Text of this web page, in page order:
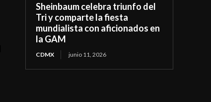
Sheinbaum celebra triunfo del
Tri y comparte la fiesta
mundialista con aficionados en
la GAM
CDMX junio 11, 2026